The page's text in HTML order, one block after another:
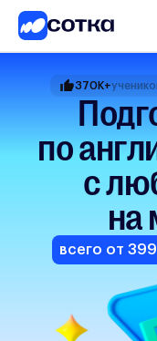
ЕГЭ
направления
классы
370K+
по
с
на
всего от